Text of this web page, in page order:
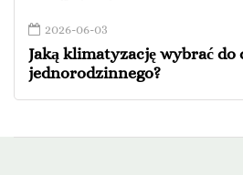
2026-06-03
Jaką klimatyzację wybrać do
jednorodzinnego?